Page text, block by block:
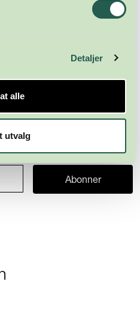
Detaljer
alle
utvalg
Abonner